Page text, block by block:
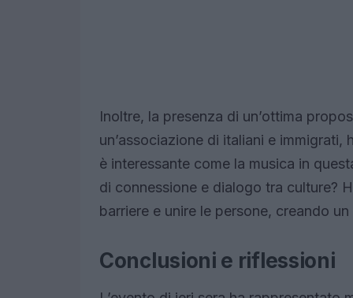
Inoltre, la presenza di un’ottima
un’associazione di italiani e immigrati,
è interessante come la musica in
di connessione e dialogo tra culture?
barriere e unire le persone, creando
Conclusioni e riflessioni